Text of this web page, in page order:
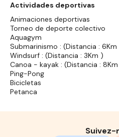
Actividades deportivas
Animaciones deportivas
Torneo de deporte colectivo
Aquagym
Submarinismo : (Distancia : 6Km
Windsurf : (Distancia : 3Km )
Canoa - kayak : (Distancia :
Ping-Pong
Bicicletas
Petanca
Suivez-